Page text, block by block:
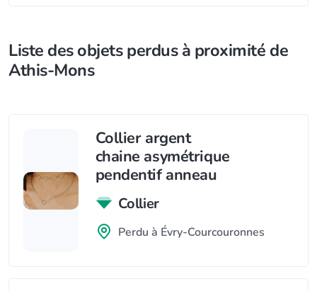
Liste des objets perdus à proximité de
Athis-Mons
Collier argent
chaine asymétrique
pendentif anneau
Collier
Perdu à Évry-Courcouronnes